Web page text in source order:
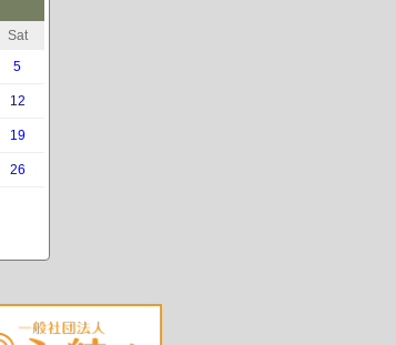
Sat
5
12
19
26